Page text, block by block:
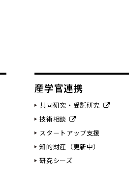
産学官連携
共同研究・受託研究
技術相談
スタートアップ支援
知的財産（更新中）
研究シーズ